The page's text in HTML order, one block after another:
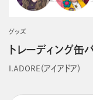
グッズ
トレーディング缶
I.ADORE（アイアドア）